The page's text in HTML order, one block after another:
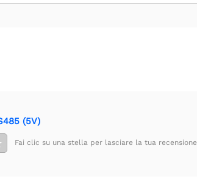
(5V)
Fai clic su una stella per lasciare la tua recensione